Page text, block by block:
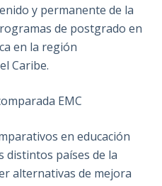
y permanente de la
de postgrado en
en la región
Caribe.
EMC
en educación
distintos países de la
alternativas de mejora